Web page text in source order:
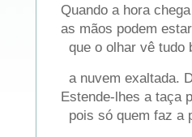
Quando a hora
as mãos podem
que o olhar vê tudo
a nuvem exaltada.
Estende-lhes a taça
pois só quem faz a